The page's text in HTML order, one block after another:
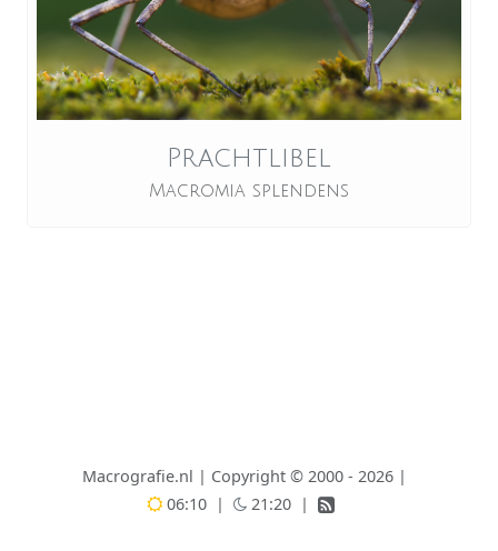
Prachtlibel
Macromia splendens
Macrografie.nl | Copyright © 2000 - 2026 |
06:10
| 21:20 |